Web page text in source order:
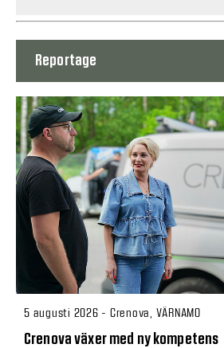
Reportage
5 augusti 2026 - Crenova, VÄRNAMO
Crenova växer med ny kompetens